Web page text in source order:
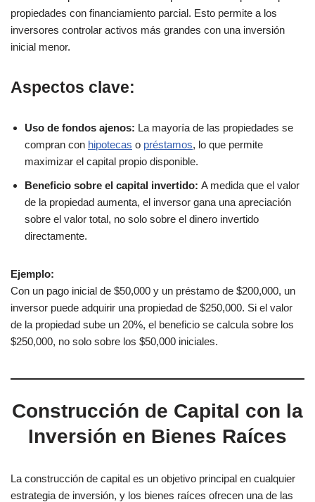
propiedades con financiamiento parcial. Esto permite a los
inversores controlar activos más grandes con una inversión
inicial menor.
Aspectos clave:
Uso de fondos ajenos: La mayoría de las propiedades se
compran con hipotecas o préstamos, lo que permite
maximizar el capital propio disponible.
Beneficio sobre el capital invertido: A medida que el valor
de la propiedad aumenta, el inversor gana una apreciación
sobre el valor total, no solo sobre el dinero invertido
directamente.
Ejemplo:
Con un pago inicial de $50,000 y un préstamo de $200,000, un
inversor puede adquirir una propiedad de $250,000. Si el valor
de la propiedad sube un 20%, el beneficio se calcula sobre los
$250,000, no solo sobre los $50,000 iniciales.
Construcción de Capital con la
Inversión en Bienes Raíces
La construcción de capital es un objetivo principal en cualquier
estrategia de inversión, y los bienes raíces ofrecen una de las